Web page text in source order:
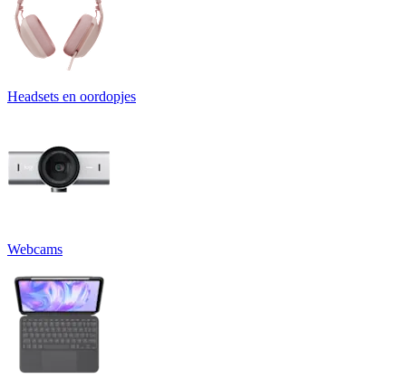
Headsets en oordopjes
Webcams